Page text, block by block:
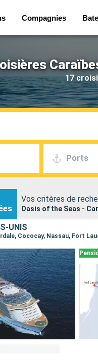
Compagnies
17
Ports
Vos critères de
Oasis of the Seas -
UNIS
Cococay, Nassau, Fort